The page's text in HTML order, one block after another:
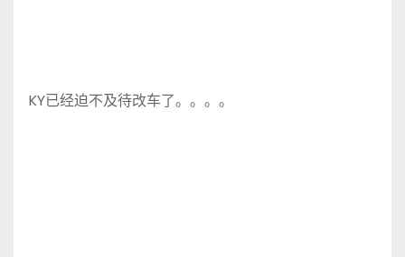
KY已经迫不及待改车了。。。。